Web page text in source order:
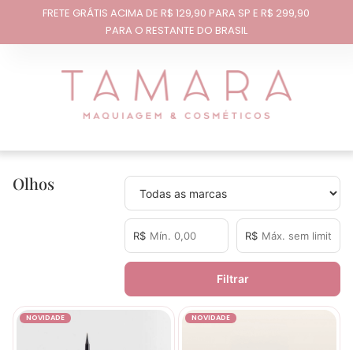
FRETE GRÁTIS ACIMA DE R$ 129,90 PARA SP E R$ 299,90
PARA O RESTANTE DO BRASIL
Olhos
R$ R$
Filtrar
NOVIDADE NOVIDADE